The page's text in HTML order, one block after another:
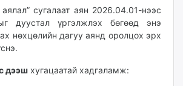
сугалаат аян 2026.04.01-нээс
дуустал үргэлжлэх бөгөөд энэ
нөхцөлийн дагуу аянд оролцох эрх
дээш хугацаатай хадгаламж: